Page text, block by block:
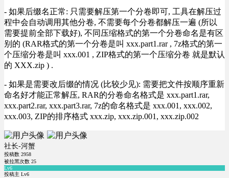
- 如果后缀名正常: 只需要解压第一个分卷即可, 工具在解压过
程中会自动调用其他分卷, 不需要每个分卷都解压一遍 (所以
需要提前全部下载好), 不同压缩格式的第一个分卷命名是有区
别的 (RAR格式的第一个分卷是叫 xxx.part1.rar , 7z格式的第一
个压缩分卷是叫 xxx.001 , ZIP格式的第一个压缩分卷 就是默认
的 XXX.zip ) .
- 如果是需要改后缀的情况 (比较少见): 需要把文件按顺序重新
命名好才能正常解压, RAR的分卷命名格式是 xxx.part1.rar,
xxx.part2.rar, xxx.part3.rar, 7z的命名格式是 xxx.001, xxx.002,
xxx.003, ZIP的排序格式 xxx.zip, xxx.zip.001, xxx.zip.002
社长-河蟹
投稿数 2958
被拉黑次数 25
Lv6
投稿主 Lv6